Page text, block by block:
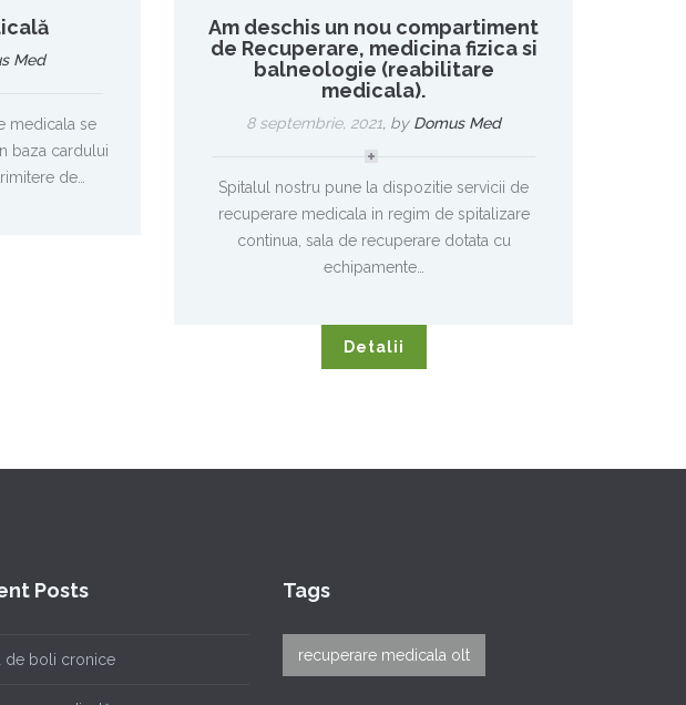
Med
medicala se
baza cardului
de…
Am deschis un nou compartiment
de Recuperare, medicina fizica si
balneologie (reabilitare
medicala).
8 septembrie, 2021, by Domus Med
Spitalul nostru pune la dispozitie servicii de
recuperare medicala in regim de spitalizare
continua, sala de recuperare dotata cu
echipamente…
Detalii
Posts
de boli cronice
Tags
recuperare medicala olt